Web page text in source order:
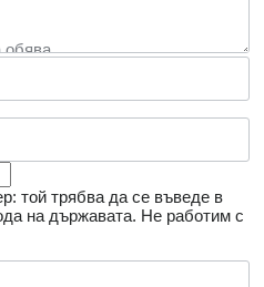
той трябва да се въведе в
на държавата. Не работим с